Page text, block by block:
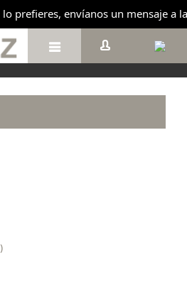
envíanos un mensaje a la
